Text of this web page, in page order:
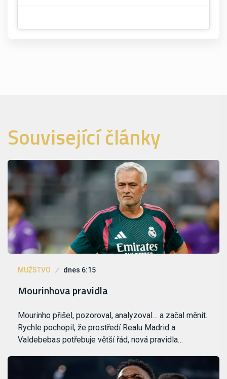
Související články
MUŽSTVO dnes 6:15
Mourinhova pravidla
Mourinho přišel, pozoroval, analyzoval… a začal měnit.
Rychle pochopil, že prostředí Realu Madrid a
Valdebebas potřebuje větší řád, nová pravidla…